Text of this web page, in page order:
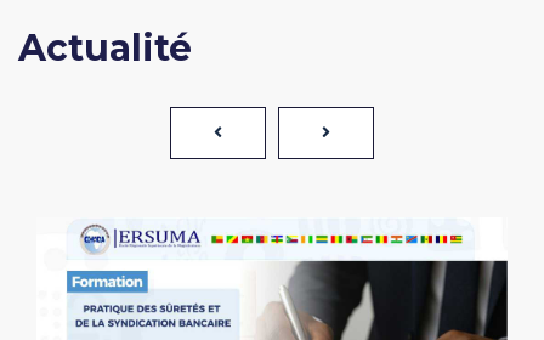
Actualité